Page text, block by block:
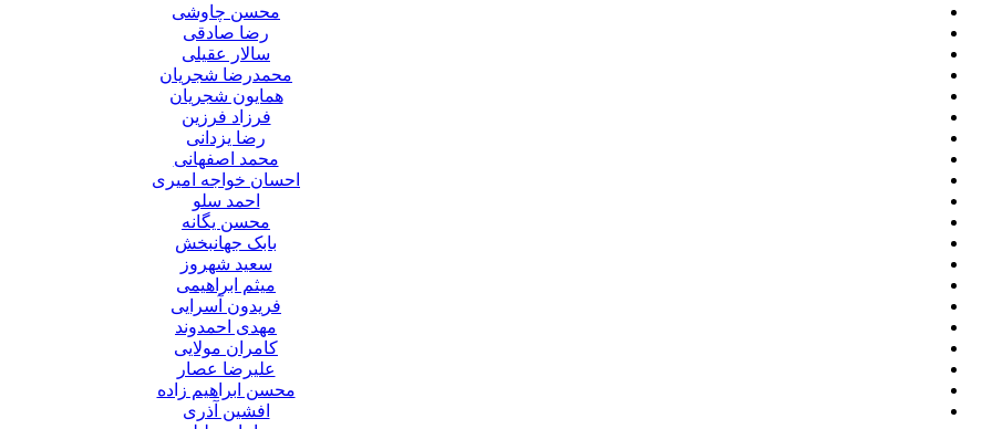
محسن چاوشی
رضا صادقی
سالار عقیلی
محمدرضا شجریان
همایون شجریان
فرزاد فرزین
رضا یزدانی
محمد اصفهانی
احسان خواجه امیری
احمد سلو
محسن یگانه
بابک جهانبخش
سعید شهروز
میثم ابراهیمی
فریدون آسرایی
مهدی احمدوند
کامران مولایی
علیرضا عصار
محسن ابراهیم زاده
افشین آذری